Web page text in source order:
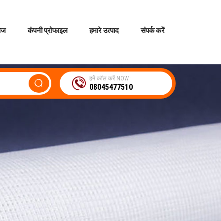
कंपनी प्रोफाइल हमारे उत्पाद संपर्क करें
हमें कॉल करें NOW :
08045477510